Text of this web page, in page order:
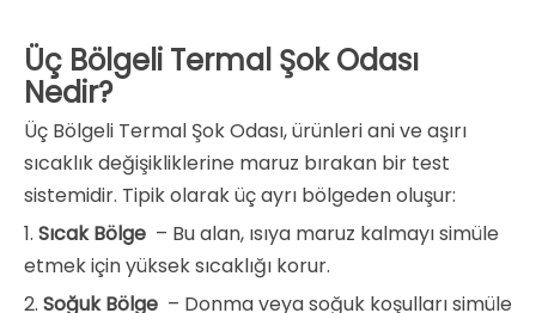
Üç Bölgeli Termal Şok Odası
Nedir?
Üç Bölgeli Termal Şok Odası, ürünleri ani ve aşırı
sıcaklık değişikliklerine maruz bırakan bir test
sistemidir. Tipik olarak üç ayrı bölgeden oluşur:
1. Sıcak Bölge – Bu alan, ısıya maruz kalmayı simüle
etmek için yüksek sıcaklığı korur.
2. Soğuk Bölge – Donma veya soğuk koşulları simüle